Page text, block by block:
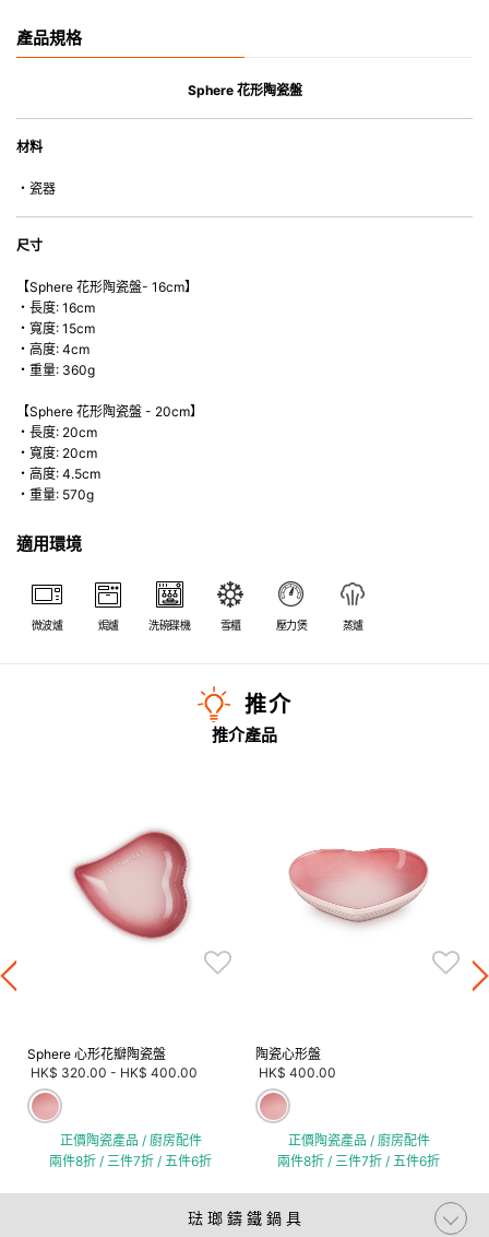
• 可用於洗碗機。
• 合乎食用安全的塗層表面，幾乎不黏，食物容易脫落，清洗方便。
*不可直接用於熱源上
產品規格
Sphere 花形陶瓷盤
材料
・瓷器
尺寸
【Sphere 花形陶瓷盤- 16cm】
・長度: 16cm
・寬度: 15cm
・高度: 4cm
・重量: 360g
【Sphere 花形陶瓷盤 - 20cm】
・長度: 20cm
・寬度: 20cm
・高度: 4.5cm
・重量: 570g
適用環境
微波爐 焗爐 洗碗碟機 雪櫃 壓力煲 蒸爐
推介
推介產品
Sphere 心形花瓣陶瓷盤
HK$ 320.00 - HK$ 400.00
正價陶瓷產品 / 廚房配件
兩件8折 / 三件7折 / 五件6折
陶瓷心形盤
HK$ 400.00
正價陶瓷產品 / 廚房配件
兩件8折 / 三件7折 / 五件6折
琺 瑯 鑄 鐵 鍋 具